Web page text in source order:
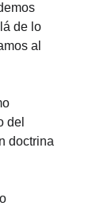
de lo
al
del
doctrina